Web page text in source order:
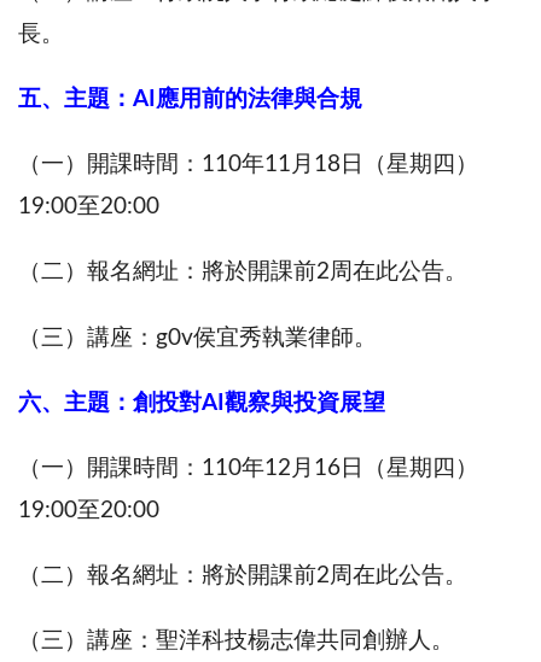
長。
五、主題：AI應用前的法律與合規
（一）開課時間：110年11月18日（星期四）
19:00至20:00
（二）報名網址：將於開課前2周在此公告。
（三）講座：g0v侯宜秀執業律師。
六、主題：創投對AI觀察與投資展望
（一）開課時間：110年12月16日（星期四）
19:00至20:00
（二）報名網址：將於開課前2周在此公告。
（三）講座：聖洋科技楊志偉共同創辦人。